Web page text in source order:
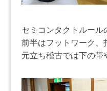
セミコンタクトルール
前半はフットワーク
元立ち稽古では下の